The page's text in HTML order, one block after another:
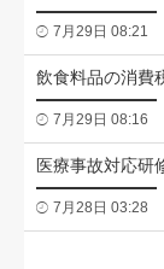
7月29日 08:21
飲食料品の消費
7月29日 08:16
医療事故対応研
7月28日 03:28